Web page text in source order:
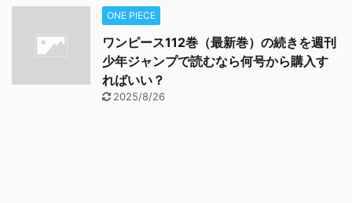
ONE PIECE
ワンピース112巻（最新巻）の続きを週刊
少年ジャンプで読むなら何号から購入す
ればいい？
2025/8/26